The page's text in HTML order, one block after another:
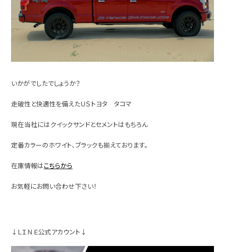
いかがでしたでしょうか？
走破性と快適性を備えたＵＳトヨタ タコマ
現在当社にはクイックサンドとセメントはもちろん
定番カラーのホワイト、ブラックも揃えております。
在庫情報はこちらから
お気軽にお問い合わせ下さい！
↓ＬＩＮＥ公式アカウント↓